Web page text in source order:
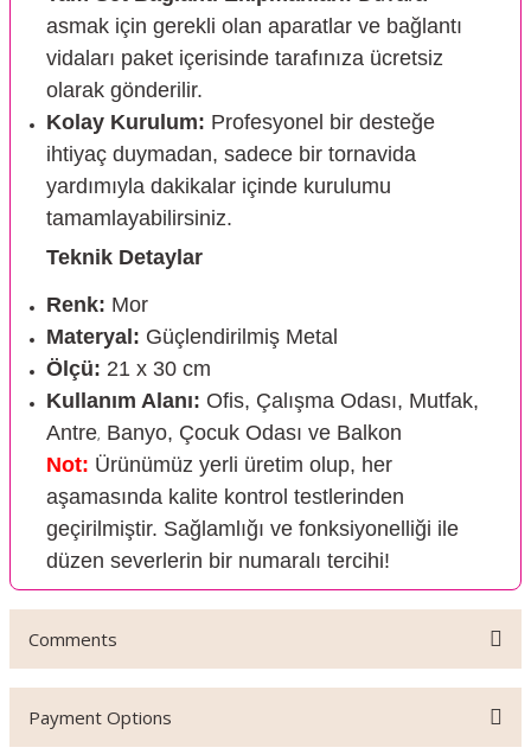
asmak için gerekli olan aparatlar ve bağlantı
vidaları paket içerisinde tarafınıza ücretsiz
olarak gönderilir.
Kolay Kurulum: Profesyonel bir desteğe
ihtiyaç duymadan, sadece bir tornavida
yardımıyla dakikalar içinde kurulumu
tamamlayabilirsiniz.
Teknik Detaylar
Renk: Mor
Materyal: Güçlendirilmiş Metal
Ölçü: 21 x 30 cm
Kullanım Alanı: Ofis, Çalışma Odası, Mutfak,
Antre, Banyo, Çocuk Odası ve Balkon
Not: Ürünümüz yerli üretim olup, her
aşamasında kalite kontrol testlerinden
geçirilmiştir. Sağlamlığı ve fonksiyonelliği ile
düzen severlerin bir numaralı tercihi!
Comments
Payment Options